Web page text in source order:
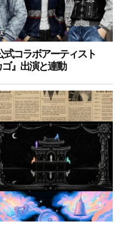
式コラボアーティスト
』出演と連動